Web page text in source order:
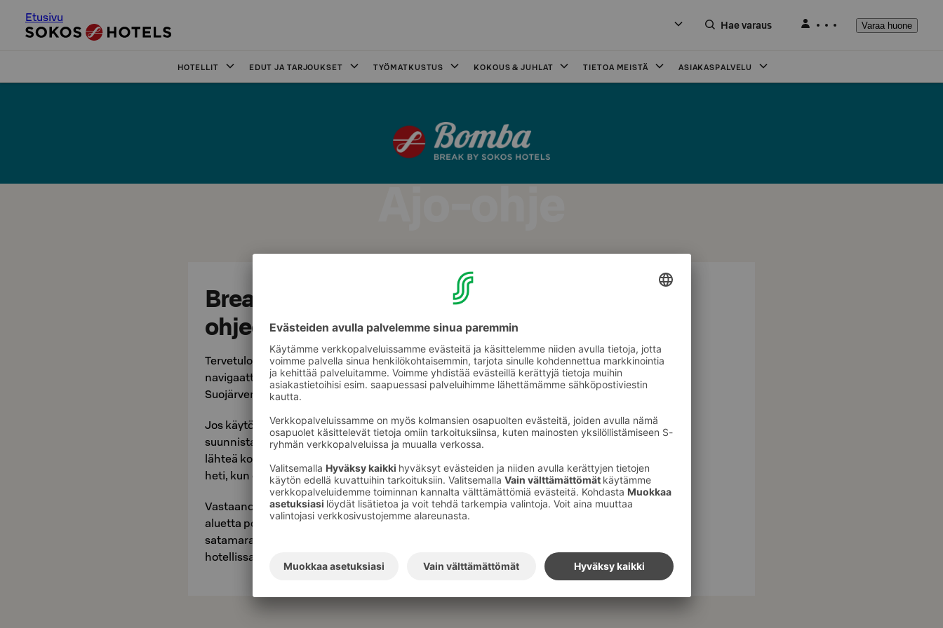
Etusivu
Hae varaus Varaa huone
HOTELLIT EDUT JA TARJOUKSET TYÖMATKUSTUS KOKOUS & JUHLAT TIETOA MEISTÄ ASIAKASPALVELU
Ajo-ohje
Break Sokos Hotel Bomban ajo-
ohjeet
Tervetuloa Bomballe! Meille löydät helpoiten, kun laitat
navigaattorin osoitteeksi Tuulentie 10 (Bomban talolle osoite on
Suojärvenkatu 1).
Jos käytössäsi ei ole navigaattoria tai muuta karttasovellusta,
suunnista ensin Nurmekseen. Nurmeksen keskustasta sinun tulee
lähteä kohti Lieksaa. Bomba-opastetaulut opastavat sinut perille
heti, kun olet keskustan ohittanut ja kuljet Lieksaan päin.
Vastaanotto on kylpylähotellissa (Tuulentie 10) eli ennen Bomban
aluetta poistutaan liikenneympyrästä toisesta liittymästä kohti
satamarantaa. Myös karjalaiskylän huoneiden vastaanotto on
hotellissa.